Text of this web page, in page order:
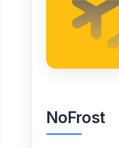
NoFrost